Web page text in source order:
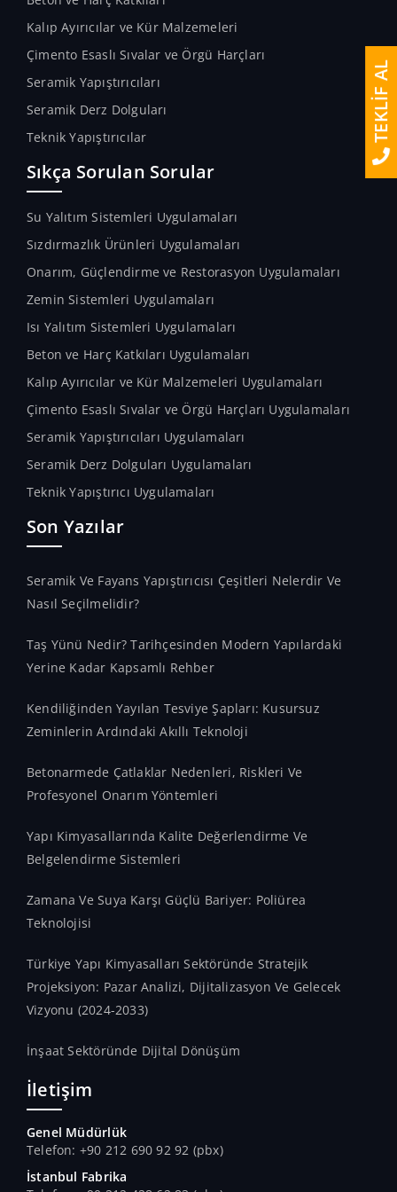
Kalıp Ayırıcılar ve Kür Malzemeleri
Çimento Esaslı Sıvalar ve Örgü Harçları
Seramik Yapıştırıcıları
Seramik Derz Dolguları
Teknik Yapıştırıcılar
Sıkça Sorulan Sorular
Su Yalıtım Sistemleri Uygulamaları
Sızdırmazlık Ürünleri Uygulamaları
Onarım, Güçlendirme ve Restorasyon Uygulamaları
Zemin Sistemleri Uygulamaları
Isı Yalıtım Sistemleri Uygulamaları
Beton ve Harç Katkıları Uygulamaları
Kalıp Ayırıcılar ve Kür Malzemeleri Uygulamaları
Çimento Esaslı Sıvalar ve Örgü Harçları Uygulamaları
Seramik Yapıştırıcıları Uygulamaları
Seramik Derz Dolguları Uygulamaları
Teknik Yapıştırıcı Uygulamaları
Son Yazılar
Seramik Ve Fayans Yapıştırıcısı Çeşitleri Nelerdir Ve
Nasıl Seçilmelidir?
Taş Yünü Nedir? Tarihçesinden Modern Yapılardaki
Yerine Kadar Kapsamlı Rehber
Kendiliğinden Yayılan Tesviye Şapları: Kusursuz
Zeminlerin Ardındaki Akıllı Teknoloji
Betonarmede Çatlaklar Nedenleri, Riskleri Ve
Profesyonel Onarım Yöntemleri
Yapı Kimyasallarında Kalite Değerlendirme Ve
Belgelendirme Sistemleri
Zamana Ve Suya Karşı Güçlü Bariyer: Poliürea
Teknolojisi
Türkiye Yapı Kimyasalları Sektöründe Stratejik
Projeksiyon: Pazar Analizi, Dijitalizasyon Ve Gelecek
Vizyonu (2024-2033)
İnşaat Sektöründe Dijital Dönüşüm
İletişim
Genel Müdürlük
Telefon: +90 212 690 92 92 (pbx)
İstanbul Fabrika
TEKLİF AL